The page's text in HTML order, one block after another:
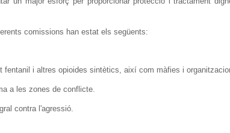
comissions han estat els següents:
fentanil i altres opioides sintètics, així com màfies i
a les zones de conflicte.
contra l'agressió.